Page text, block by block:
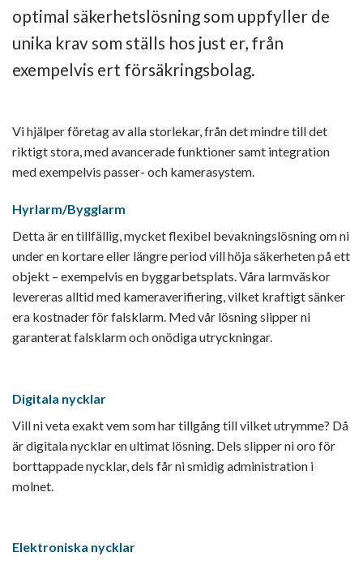
optimal säkerhetslösning som uppfyller de
unika krav som ställs hos just er, från
exempelvis ert försäkringsbolag.
Vi hjälper företag av alla storlekar, från det mindre till det
riktigt stora, med avancerade funktioner samt integration
med exempelvis passer- och kamerasystem.
Hyrlarm/Bygglarm
Detta är en tillfällig, mycket flexibel bevakningslösning om ni
under en kortare eller längre period vill höja säkerheten på ett
objekt – exempelvis en byggarbetsplats. Våra larmväskor
levereras alltid med kameraverifiering, vilket kraftigt sänker
era kostnader för falsklarm. Med vår lösning slipper ni
garanterat falsklarm och onödiga utryckningar.
Digitala nycklar
Vill ni veta exakt vem som har tillgång till vilket utrymme? Då
är digitala nycklar en ultimat lösning. Dels slipper ni oro för
borttappade nycklar, dels får ni smidig administration i
molnet.
Elektroniska nycklar